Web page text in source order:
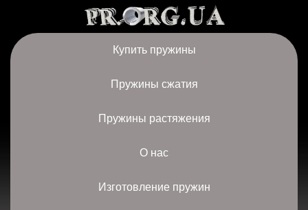
Купить пружины
Пружины сжатия
Пружины растяжения
О нас
Изготовление пружин